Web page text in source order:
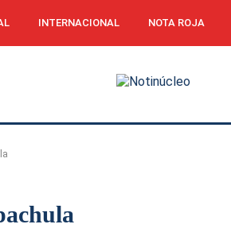
INTERNACIONAL NOTA ROJA